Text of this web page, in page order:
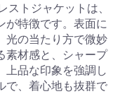
ストジャケットは、
が特徴です。表面に
光の当たり方で微妙
素材感と、シャープ
上品な印象を強調し
で、着心地も抜群で